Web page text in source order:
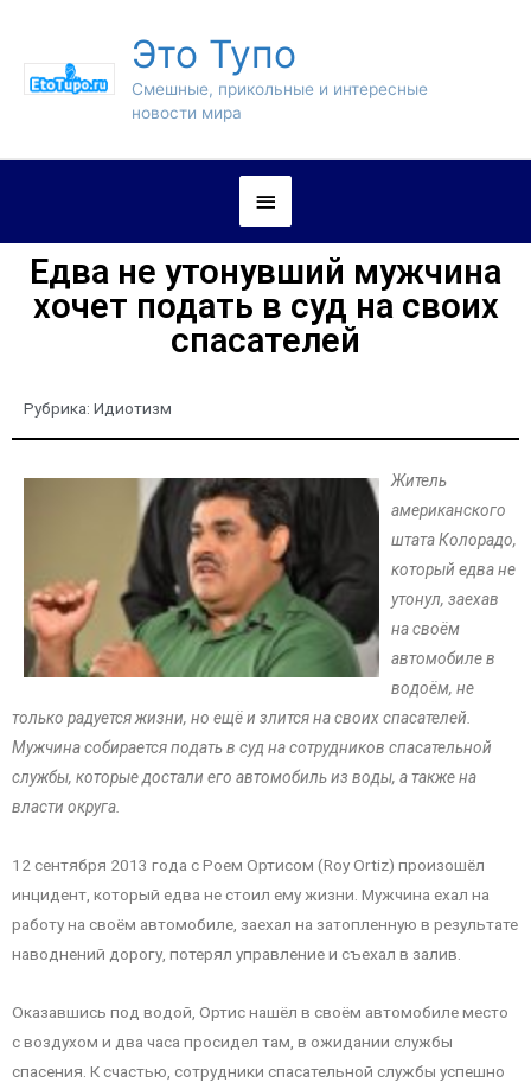
Это Тупо
Смешные, прикольные и интересные
новости мира
Едва не утонувший мужчина
хочет подать в суд на своих
спасателей
Рубрика: Идиотизм
Житель
американского
штата Колорадо,
который едва не
утонул, заехав
на своём
автомобиле в
водоём, не
только радуется жизни, но ещё и злится на своих спасателей.
Мужчина собирается подать в суд на сотрудников спасательной
службы, которые достали его автомобиль из воды, а также на
власти округа.
12 сентября 2013 года с Роем Ортисом (Roy Ortiz) произошёл
инцидент, который едва не стоил ему жизни. Мужчина ехал на
работу на своём автомобиле, заехал на затопленную в результате
наводнений дорогу, потерял управление и съехал в залив.
Оказавшись под водой, Ортис нашёл в своём автомобиле место
с воздухом и два часа просидел там, в ожидании службы
спасения. К счастью, сотрудники спасательной службы успешно